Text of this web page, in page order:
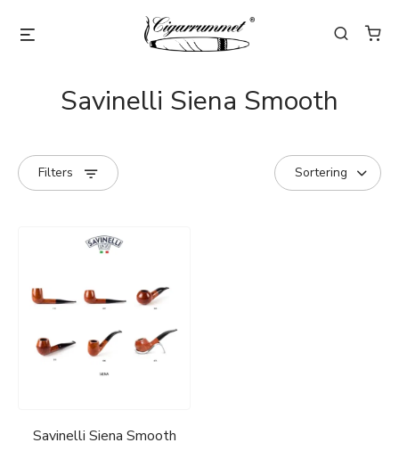
Savinelli Siena Smooth
Filters
Savinelli Siena Smooth